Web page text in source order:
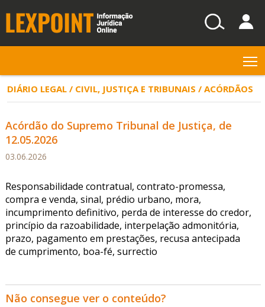
DIÁRIO LEGAL / CIVIL, JUSTIÇA E TRIBUNAIS / ACÓRDÃOS
Acórdão do Supremo Tribunal de Justiça, de
12.05.2026
03.06.2026
Responsabilidade contratual, contrato-promessa,
compra e venda, sinal, prédio urbano, mora,
incumprimento definitivo, perda de interesse do credor,
princípio da razoabilidade, interpelação admonitória,
prazo, pagamento em prestações, recusa antecipada
de cumprimento, boa-fé, surrectio
Não consegue ver o conteúdo?